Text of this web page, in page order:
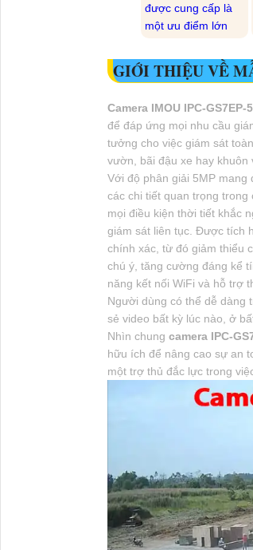
được cung cấp là
một ưu điểm lớn
GIỚI THIỆU VỀ
Camera IMOU IPC-GS7EP-
để đáp ứng mọi nhu cầu
tưởng cho việc giám sát
vườn, bãi đậu xe hay khuôn
Với độ phân giải 5MP
các chi tiết quan trọng
mọi điều kiện thời tiết khắc
giám sát liên tục. Được tích
chính xác, từ đó giảm thiểu
chú ý, tăng cường đáng kể
năng kết nối WiFi và hỗ trợ
Người dùng có thể dễ dàng
sẻ video bất kỳ lúc nào, ở
Nhìn chung camera IPC-
hữu ích để nâng cao sự an
một trợ thủ đắc lực trong